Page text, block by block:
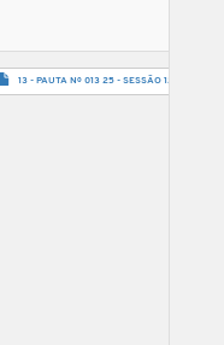
13 - PAUTA Nº 013 25 - SESSÃO 12.11.25-